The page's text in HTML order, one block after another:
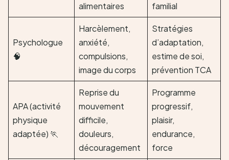
alimentaires
familial
Psychologue
🧠
Harcèlement,
anxiété,
compulsions,
image du corps
Stratégies
d’adaptation,
estime de soi,
prévention TCA
APA (activité
physique
adaptée) 🏃
Reprise du
mouvement
difficile,
douleurs,
découragement
Programme
progressif,
plaisir,
endurance,
force